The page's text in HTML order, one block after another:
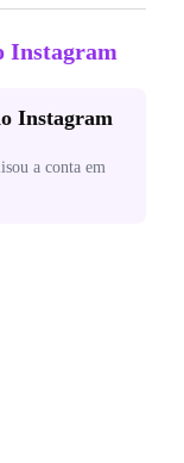
Instagram
Instagram
a conta em